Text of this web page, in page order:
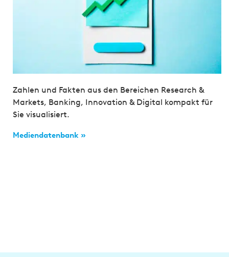
Zahlen und Fakten aus den Bereichen Research &
Markets, Banking, Innovation & Digital kompakt für
Sie visualisiert.
Mediendatenbank »